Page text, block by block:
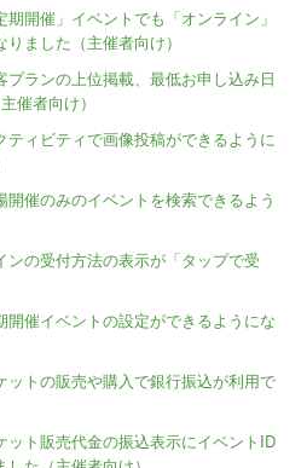
期開催」イベントでも「オンライン」
ました（主催者向け）
プランの上位掲載、最低お申し込み日
催者向け）
ティビティで画像投稿ができるように
開催のみのイベントを検索できるよう
ンの受付方法の表示が「タップで受
開催イベントの設定ができるようにな
ットの販売や購入で銀行振込が利用で
ット販売代金の振込表示にイベントID